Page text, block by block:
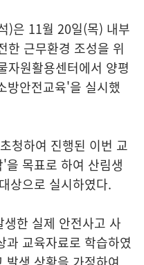
)은 11월 20일(목) 내부
한 근무환경 조성을 위
자원활용센터에서 양평
방안전교육'을 실시했
청하여 진행된 이번 교
목표로 하여 산림생
상으로 실시하였다.
한 실제 안전사고 사
과 교육자료로 학습하였